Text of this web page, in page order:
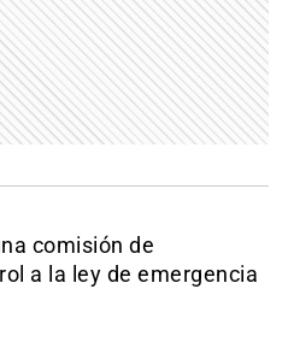
comisión de
a la ley de emergencia